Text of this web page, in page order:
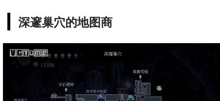
深邃巢穴的地图商